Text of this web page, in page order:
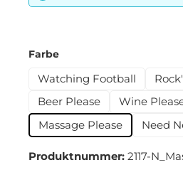
Farbeauswählen
Watching Football
Beer Please
Wine
Massage Please
Need
Produktnummer: 2117-